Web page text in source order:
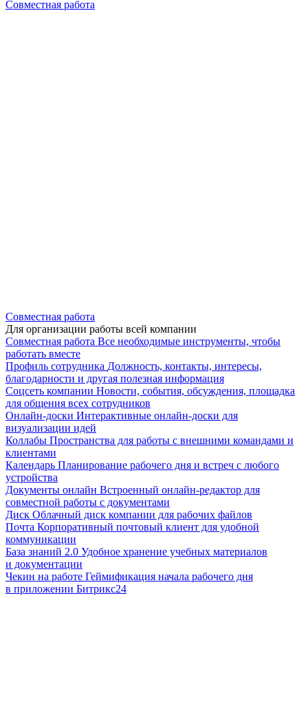
Совместная работа
Совместная работа
Для организации работы всей компании
Совместная работа Все необходимые инструменты, чтобы
работать вместе
Профиль сотрудника Должность, контакты, интересы,
благодарности и другая полезная информация
Соцсеть компании Новости, события, обсуждения, площадка
для общения всех сотрудников
Онлайн-доски Интерактивные онлайн-доски для
визуализации идей
Коллабы Пространства для работы с внешними командами и
клиентами
Календарь Планирование рабочего дня и встреч с любого
устройства
Документы онлайн Встроенный онлайн-редактор для
совместной работы с документами
Диск Облачный диск компании для рабочих файлов
Почта Корпоративный почтовый клиент для удобной
коммуникации
База знаний 2.0 Удобное хранение учебных материалов
и документации
Чекин на работе Геймификация начала рабочего дня
в приложении Битрикс24